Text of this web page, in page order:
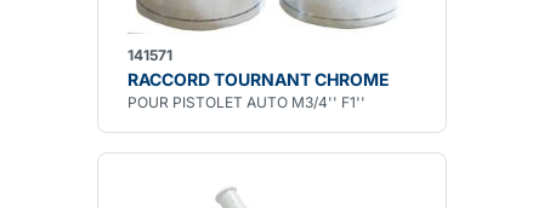
141571
RACCORD TOURNANT CHROME
POUR PISTOLET AUTO M3/4'' F1''